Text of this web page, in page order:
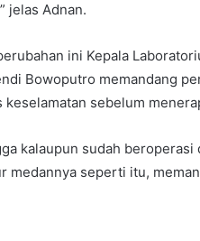
jelas Adnan.
ini Kepala
Bowoputro memandang
sebelum
kalaupun sudah beroperasi
medannya seperti itu,